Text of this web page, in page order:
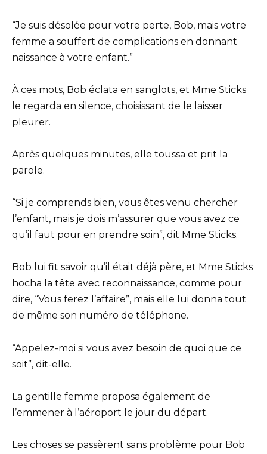
“Je suis désolée pour votre perte, Bob, mais votre
femme a souffert de complications en donnant
naissance à votre enfant.”
À ces mots, Bob éclata en sanglots, et Mme Sticks
le regarda en silence, choisissant de le laisser
pleurer.
Après quelques minutes, elle toussa et prit la
parole.
“Si je comprends bien, vous êtes venu chercher
l’enfant, mais je dois m’assurer que vous avez ce
qu’il faut pour en prendre soin”, dit Mme Sticks.
Bob lui fit savoir qu’il était déjà père, et Mme Sticks
hocha la tête avec reconnaissance, comme pour
dire, “Vous ferez l’affaire”, mais elle lui donna tout
de même son numéro de téléphone.
“Appelez-moi si vous avez besoin de quoi que ce
soit”, dit-elle.
La gentille femme proposa également de
l’emmener à l’aéroport le jour du départ.
Les choses se passèrent sans problème pour Bob